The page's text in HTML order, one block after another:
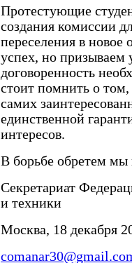
Протестующие
создания комиссии
переселения в
успех, но
договоренность
стоит помнить о том,
самих
единственной
интересов.
В борьбе обретем мы
Секретариат
и техники
Москва, 18 декабря